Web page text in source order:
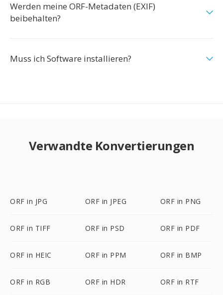
Werden meine ORF-Metadaten (EXIF)
beibehalten?
Muss ich Software installieren?
Verwandte Konvertierungen
ORF in JPG ORF in JPEG ORF in PNG
ORF in TIFF ORF in PSD ORF in PDF
ORF in HEIC ORF in PPM ORF in BMP
ORF in RGB ORF in HDR ORF in RTF